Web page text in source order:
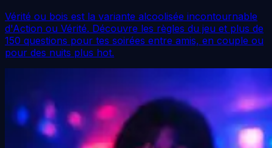
Vérité ou bois est la variante alcoolisée incontournable
d'Action ou Vérité. Découvre les règles du jeu et plus de
150 questions pour tes soirées entre amis, en couple ou
pour des nuits plus hot.